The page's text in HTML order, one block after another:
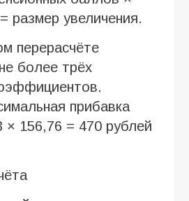
размер увеличения.
перерасчёте
более трёх
прибавка
× 156,76 = 470 рублей